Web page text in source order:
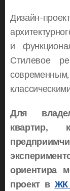
Дизайн-
и
Стилевое
Для
ориентира
проект в